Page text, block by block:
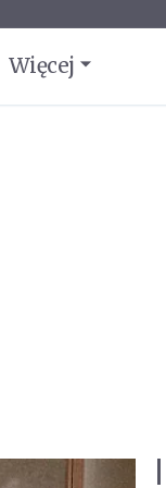
Więcej